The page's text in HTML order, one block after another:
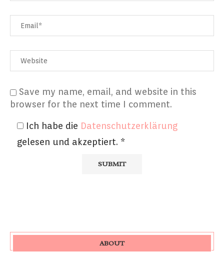
Save my name, email, and website in this
browser for the next time I comment.
Ich habe die Datenschutzerklärung
gelesen und akzeptiert. *
ABOUT